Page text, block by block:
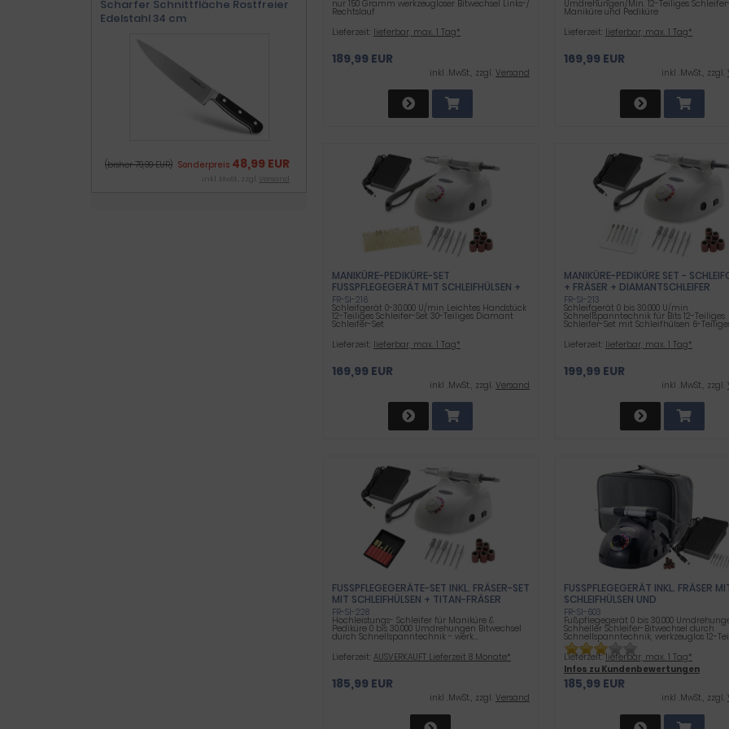
nur 150 Gramm werkzeugloser Bitwechsel Links-/
Rechtslauf
Lieferzeit: lieferbar, max. 1 Tag*
189,99 EUR
inkl .MwSt., zzgl. Versand
Umdrehungen/Min. 12-Teiliges
Maniküre und Pediküre
Lieferzeit: lieferbar, max. 1 Tag*
169,99 EUR
inkl .MwSt., zzgl.
MANIKÜRE-PEDIKÜRE-SET
FUSSPFLEGEGERÄT MIT SCHLEIFHÜLSEN + D
IAMANTSCHLEIFER
FR-SI-216
Schleifgerät 0-30.000 U/min Leichtes Handstück
12-Teiliges Schleifer-Set 30-Teiliges Diamant
Schleifer-Set
Lieferzeit: lieferbar, max. 1 Tag*
169,99 EUR
inkl .MwSt., zzgl. Versand
MANIKÜRE-PEDIKÜRE SET -
+ FRÄSER + DIAMANTSCHLEIFER
FR-SI-213
Schleifgerät 0 bis 30.000 U/min
Schnellspanntechnik für Bits 12-Teiliges
Schleifer-Set mit Schleifhülsen 6-
Lieferzeit: lieferbar, max. 1 Tag*
199,99 EUR
inkl .MwSt., zzgl.
FUSSPFLEGEGERÄTE-SET INKL. FRÄSER-SET M
IT SCHLEIFHÜLSEN + TITAN-FRÄSER
FR-SI-228
Hochleistungs- Schleifer für Maniküre &
Pediküre 0 bis 30.000 Umdrehungen Bitwechsel
durch Schnellspanntechnik - werk...
Lieferzeit: AUSVERKAUFT Lieferzeit 8 Monate*
185,99 EUR
inkl .MwSt., zzgl. Versand
FUSSPFLEGEGERÄT INKL. FRÄSER MIT
CHLEIFHÜLSEN UND A
UFBEWAHRUNGSTASCHE
FR-SI-603
Fußpflegegerät 0 bis 30.000
Schneller Schleifer-Bitwechsel durch
Schnellspanntechnik, werkzeuglos 12-
Lieferzeit:lieferbar, max. 1 Tag*
Infos zu Kundenbewertungen
185,99 EUR
inkl .MwSt., zzgl.
Scharfer Schnittfläche Rostfreier
Edelstahl 34 cm
(bisher 79,99 EUR) Sonderpreis 48,99 EUR
inkl .MwSt., zzgl. Versand